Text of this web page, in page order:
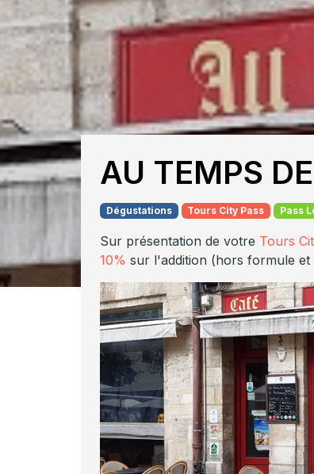
AU TEMPS
Dégustations Tours City Pass Pass
Sur présentation de votre Tours
10% sur l'addition (hors formule et